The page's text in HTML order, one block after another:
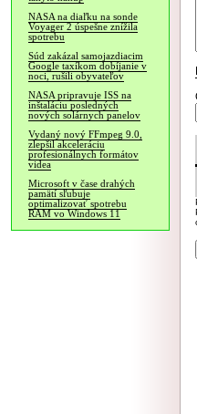
NASA na diaľku na sonde
Voyager 2 úspešne znížila
spotrebu
Súd zakázal samojazdiacim
Google taxíkom dobíjanie v
noci, rušili obyvateľov
NASA pripravuje ISS na
inštaláciu posledných
nových solárnych panelov
Vydaný nový FFmpeg 9.0,
zlepšil akceleráciu
profesionálnych formátov
videa
Microsoft v čase drahých
pamätí sľubuje
optimalizovať spotrebu
RAM vo Windows 11